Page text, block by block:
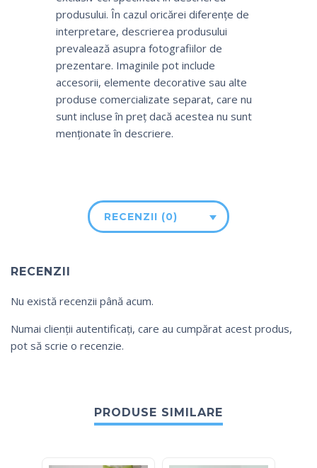
produsului. În cazul oricărei diferențe de
interpretare, descrierea produsului
prevalează asupra fotografiilor de
prezentare. Imaginile pot include
accesorii, elemente decorative sau alte
produse comercializate separat, care nu
sunt incluse în preț dacă acestea nu sunt
menționate în descriere.
RECENZII (0)
RECENZII
Nu există recenzii până acum.
Numai clienții autentificați, care au cumpărat acest produs,
pot să scrie o recenzie.
PRODUSE SIMILARE